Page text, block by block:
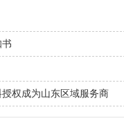
权成为山东区域服务商